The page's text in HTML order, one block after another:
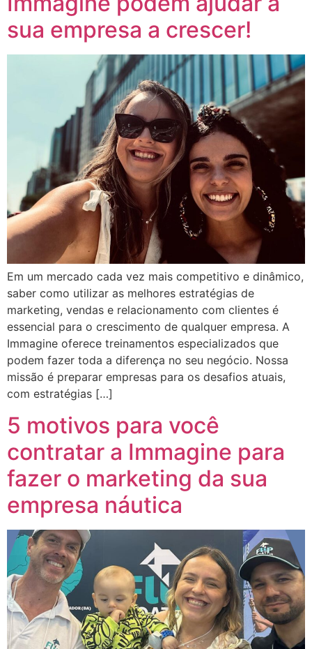
sua empresa a crescer!
Em um mercado cada vez mais competitivo e dinâmico,
saber como utilizar as melhores estratégias de
marketing, vendas e relacionamento com clientes é
essencial para o crescimento de qualquer empresa. A
Immagine oferece treinamentos especializados que
podem fazer toda a diferença no seu negócio. Nossa
missão é preparar empresas para os desafios atuais,
com estratégias […]
5 motivos para você
contratar a Immagine para
fazer o marketing da sua
empresa náutica